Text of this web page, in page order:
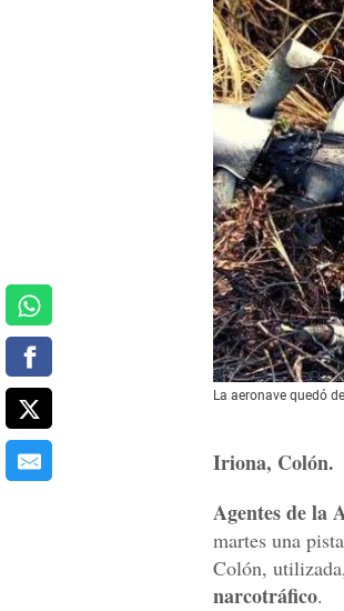
La aeronave quedó
Iriona, Colón.
Agentes de la
martes una
Colón,
narcotráfico.